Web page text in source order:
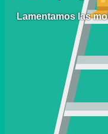
Lamentamos las